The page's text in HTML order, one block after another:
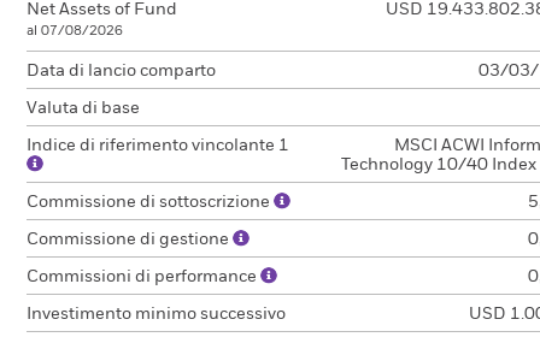
Net Assets of Fund
al 07/08/2026
USD
Data di lancio comparto 03/03/
Valuta di base
Indice di riferimento vincolante 1
MSCI ACWI
Technology 10/40
Commissione di sottoscrizione
Commissione di gestione
Commissioni di performance
Investimento minimo successivo USD